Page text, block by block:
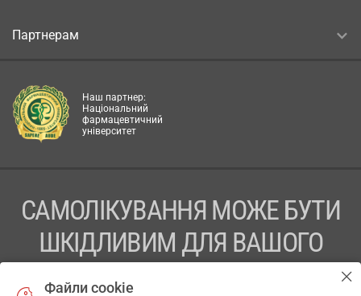
Партнерам
Наш партнер:
Національний
фармацевтичний
університет
САМОЛІКУВАННЯ МОЖЕ БУТИ
ШКІДЛИВИМ ДЛЯ ВАШОГО
Файли cookie